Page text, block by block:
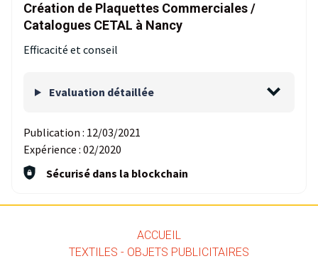
Création de Plaquettes Commerciales /
Catalogues CETAL à Nancy
Efficacité et conseil
Evaluation détaillée
Publication : 12/03/2021
Expérience : 02/2020
Sécurisé dans la blockchain
ACCUEIL
TEXTILES - OBJETS PUBLICITAIRES